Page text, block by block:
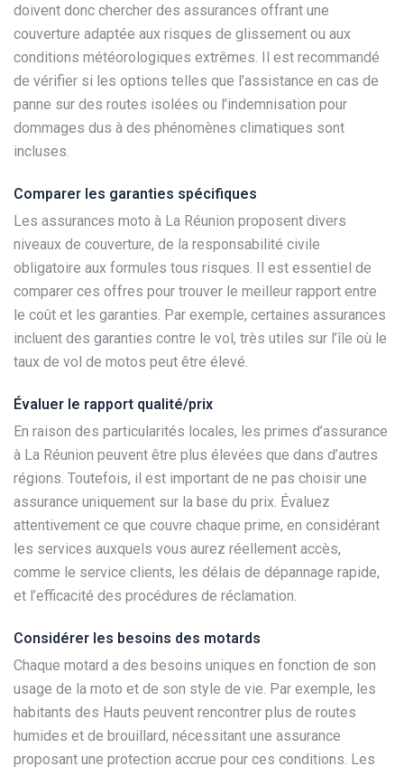
doivent donc chercher des assurances offrant une
couverture adaptée aux risques de glissement ou aux
conditions météorologiques extrêmes. Il est recommandé
de vérifier si les options telles que l’assistance en cas de
panne sur des routes isolées ou l’indemnisation pour
dommages dus à des phénomènes climatiques sont
incluses.
Comparer les garanties spécifiques
Les assurances moto à La Réunion proposent divers
niveaux de couverture, de la responsabilité civile
obligatoire aux formules tous risques. Il est essentiel de
comparer ces offres pour trouver le meilleur rapport entre
le coût et les garanties. Par exemple, certaines assurances
incluent des garanties contre le vol, très utiles sur l’île où le
taux de vol de motos peut être élevé.
Évaluer le rapport qualité/prix
En raison des particularités locales, les primes d’assurance
à La Réunion peuvent être plus élevées que dans d’autres
régions. Toutefois, il est important de ne pas choisir une
assurance uniquement sur la base du prix. Évaluez
attentivement ce que couvre chaque prime, en considérant
les services auxquels vous aurez réellement accès,
comme le service clients, les délais de dépannage rapide,
et l’efficacité des procédures de réclamation.
Considérer les besoins des motards
Chaque motard a des besoins uniques en fonction de son
usage de la moto et de son style de vie. Par exemple, les
habitants des Hauts peuvent rencontrer plus de routes
humides et de brouillard, nécessitant une assurance
proposant une protection accrue pour ces conditions. Les